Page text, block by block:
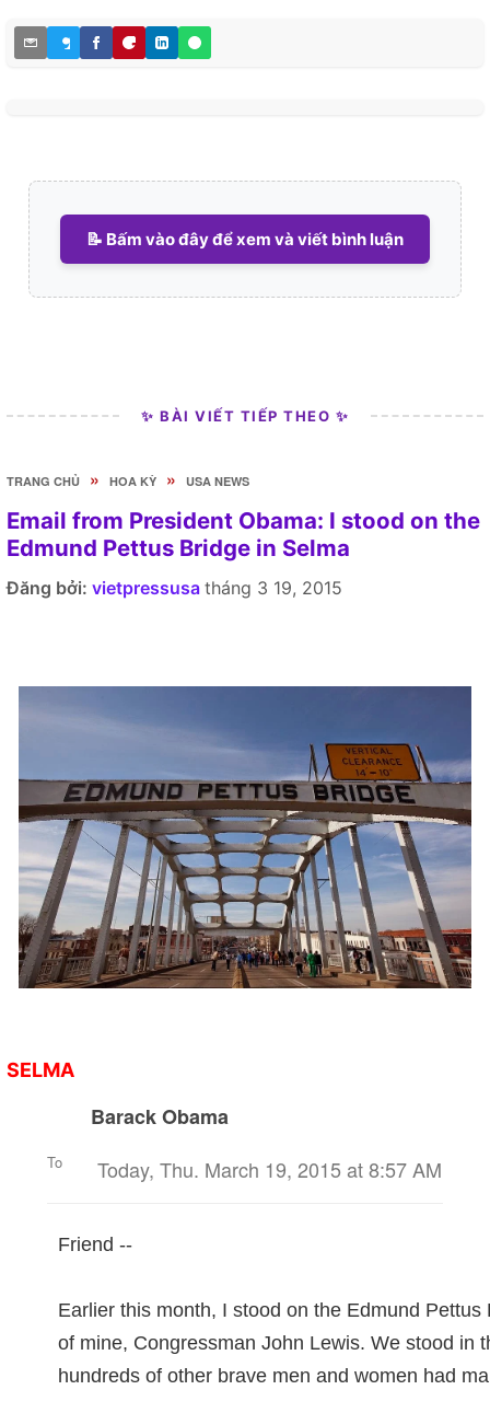
📝 Bấm vào đây để xem và viết bình luận
✨ BÀI VIẾT TIẾP THEO ✨
TRANG CHỦ » HOA KỲ » USA NEWS
Email from President Obama: I stood on the
Edmund Pettus Bridge in Selma
Đăng bởi: vietpressusa tháng 3 19, 2015
SELMA
Barack Obama
Today, Thu. March 19, 2015 at 8:57AM
To Hanh Duong
Friend --
Earlier this month, I stood on the Edmund
of mine, Congressman John Lewis. We stood in
hundreds of other brave men and women had